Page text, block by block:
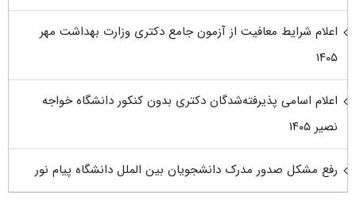
اعلام شرایط معافیت از آزمون جامع دکتری وزارت بهداشت مهر
۱۴۰۵
اعلام اسامی پذیرفته‌شدگان دکتری بدون کنکور دانشگاه خواجه
نصیر ۱۴۰۵
رفع مشکل صدور مدرک دانشجویان بین الملل دانشگاه پیام نور